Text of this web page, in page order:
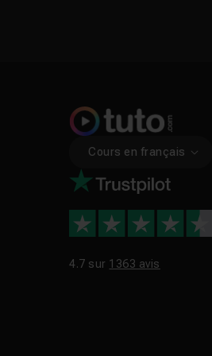
Cours en français
4.7 sur 1363 avis